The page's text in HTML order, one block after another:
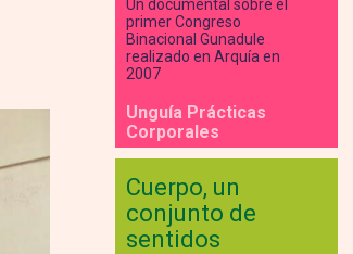
Un documental sobre el
primer Congreso
Binacional Gunadule
realizado en Arquía en
2007
Unguía Prácticas
Corporales
Cuerpo, un
conjunto de
sentidos